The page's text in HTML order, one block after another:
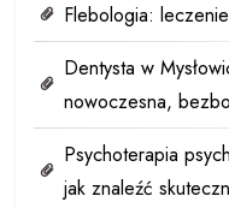
Flebologia:
Dentysta w
nowoczesna,
Psychoterapia
jak znaleźć